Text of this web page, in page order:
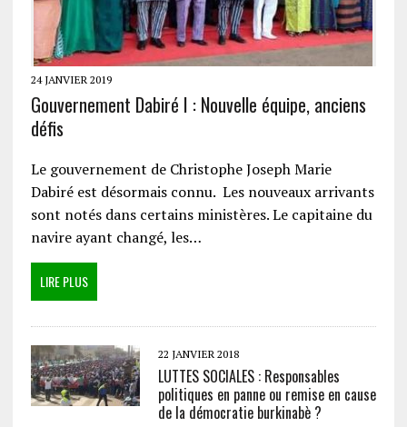
24 JANVIER 2019
Gouvernement Dabiré I : Nouvelle équipe, anciens
défis
Le gouvernement de Christophe Joseph Marie
Dabiré est désormais connu. Les nouveaux arrivants
sont notés dans certains ministères. Le capitaine du
navire ayant changé, les…
LIRE PLUS
22 JANVIER 2018
LUTTES SOCIALES : Responsables
politiques en panne ou remise en cause
de la démocratie burkinabè ?